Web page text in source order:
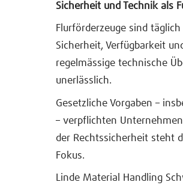
Sicherheit und Technik als
Flurförderzeuge sind
Sicherheit, Verfügbarkeit
regelmässige technische
unerlässlich.
Gesetzliche Vorgaben –
– verpflichten
der Rechtssicherheit steht
Fokus.
Linde Material Handling